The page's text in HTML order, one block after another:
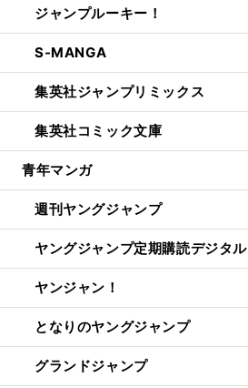
ジャンプルーキー！
S-MANGA
集英社ジャンプリミックス
集英社コミック文庫
青年マンガ
週刊ヤングジャンプ
ヤングジャンプ定期購読デジタル
ヤンジャン！
となりのヤングジャンプ
グランドジャンプ